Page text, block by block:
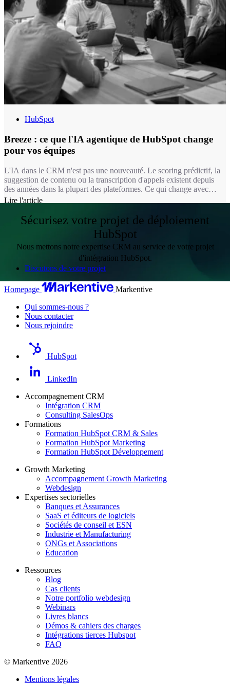
HubSpot
Breeze : ce que l'IA agentique de HubSpot change
pour vos équipes
L'IA dans le CRM n'est pas une nouveauté. Le scoring prédictif, la
suggestion de contenu ou la transcription d'appels existent depuis
des années dans la plupart des plateformes. Ce qui change avec
Breeze, c'est la nature de l'intervention : on passe d'une IA qui
de recommander une réponse à un ticket, il la rédige, la documente
et peut la résoudre seul dans le périmètre que vous lui avez défini.
Lire l'article
Sécurisez votre projet de déploiement
HubSpot
Nous mettons notre expertise CRM au service de votre projet
d'intégration HubSpot.
Discutons de votre projet
Homepage
Markentive
Qui sommes-nous ?
Nous contacter
Nous rejoindre
HubSpot
LinkedIn
Accompagnement CRM
Intégration CRM
Consulting SalesOps
Formations
Formation HubSpot CRM & Sales
Formation HubSpot Marketing
Formation HubSpot Développement
Growth Marketing
Accompagnement Growth Marketing
Webdesign
Expertises sectorielles
Banques et Assurances
SaaS et éditeurs de logiciels
Sociétés de conseil et ESN
Industrie et Manufacturing
ONGs et Associations
Éducation
Ressources
Blog
Cas clients
Notre portfolio webdesign
Webinars
Livres blancs
Démos & cahiers des charges
Intégrations tierces Hubspot
FAQ
© Markentive 2026
Mentions légales